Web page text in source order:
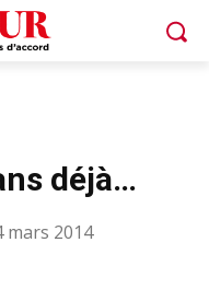
déjà…
mars 2014